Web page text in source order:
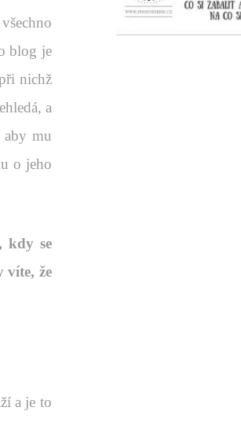
blog je
nichž
a
mu
o jeho
kdy se
víte, že
a je to